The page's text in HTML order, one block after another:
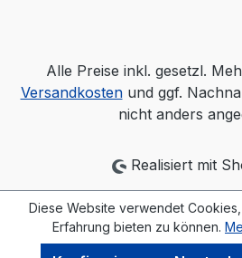
Alle Preise inkl. gesetzl.
Versandkostenund ggf.
nicht anders
Realisiert mit
Diese Website verwendet
Erfahrung bieten zu können.